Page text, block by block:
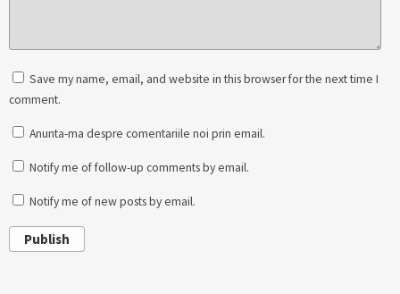
Save my name, email, and website in this browser for the next time I
comment.
Anunta-ma despre comentariile noi prin email.
Notify me of follow-up comments by email.
Notify me of new posts by email.
Publish